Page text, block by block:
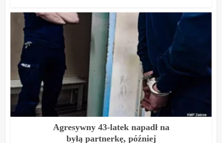
Agresywny 43-latek napadł na
byłą partnerkę, później